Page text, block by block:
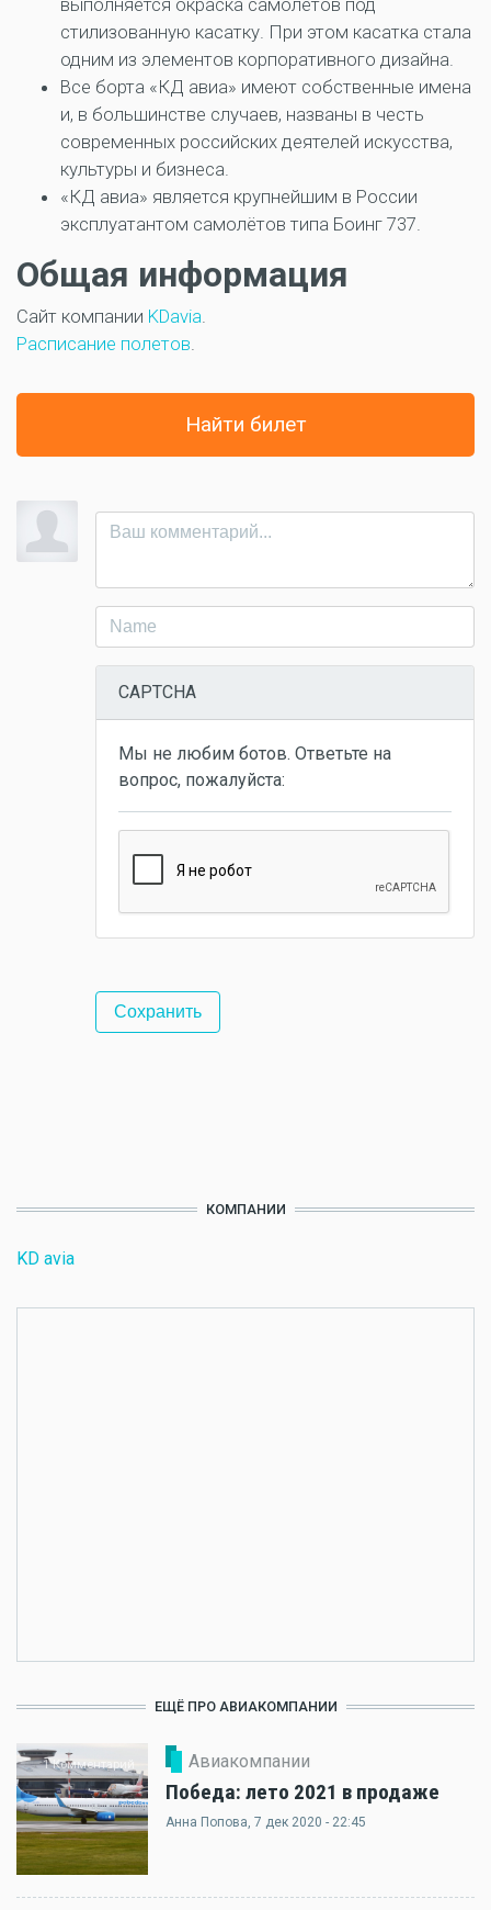
выполняется окраска самолётов под
стилизованную касатку. При этом касатка стала
одним из элементов корпоративного дизайна.
Все борта «КД авиа» имеют собственные имена
и, в большинстве случаев, названы в честь
современных российских деятелей искусства,
культуры и бизнеса.
«КД авиа» является крупнейшим в России
эксплуатантом самолётов типа Боинг 737.
Общая информация
Сайт компании KDavia.
Расписание полетов.
Найти билет
CAPTCHA
Мы не любим ботов. Ответьте на
вопрос, пожалуйста:
КОМПАНИИ
KD avia
ЕЩЁ ПРО АВИАКОМПАНИИ
1 Комментарий Авиакомпании
Победа: лето 2021 в продаже
Анна Попова, 7 дек 2020 - 22:45